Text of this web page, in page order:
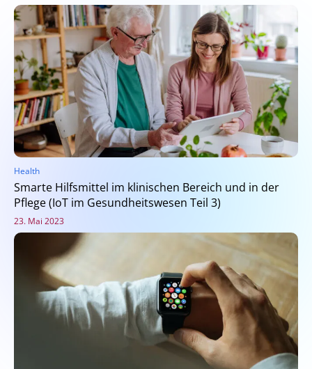
Health
Smarte Hilfsmittel im klinischen Bereich und in der
Pflege (IoT im Gesundheitswesen Teil 3)
23. Mai 2023